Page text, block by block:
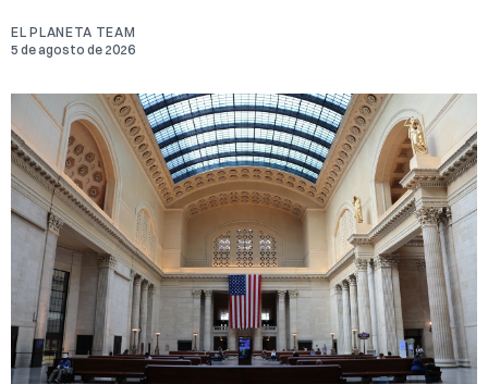
EL PLANETA TEAM
5 de agosto de 2026